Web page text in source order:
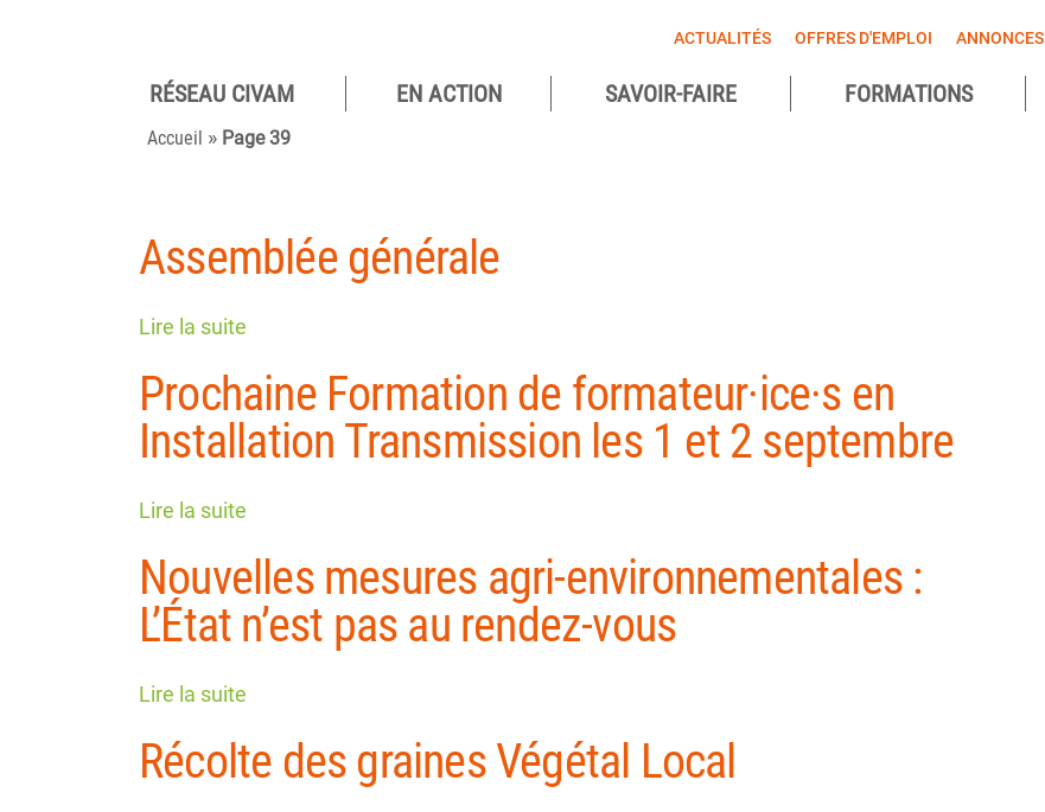
ACTUALITÉS OFFRES D'EMPLOI ANNONCES
vivantes
RÉSEAU CIVAM EN ACTION SAVOIR-FAIRE FORMATIONS
Accueil » Page 39
Assemblée générale
Lire la suite
Prochaine Formation de formateur·ice·s en
Installation Transmission les 1 et 2 septembre
Lire la suite
Nouvelles mesures agri-environnementales :
L’État n’est pas au rendez-vous
Lire la suite
Récolte des graines Végétal Local